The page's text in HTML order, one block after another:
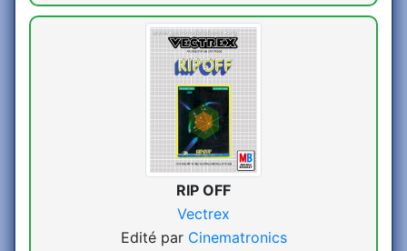
RIP OFF
Vectrex
Edité par Cinematronics